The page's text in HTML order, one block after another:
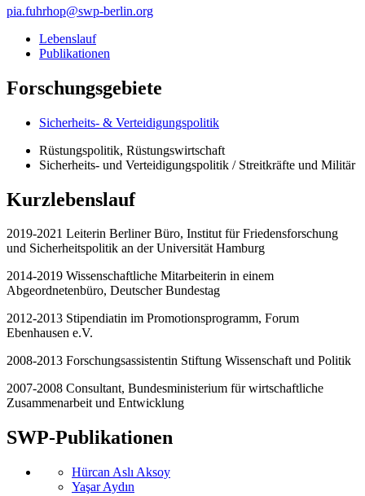
pia.fuhrhop@swp-berlin.org
Lebenslauf
Publikationen
Forschungsgebiete
Sicherheits- & Verteidigungspolitik
Rüstungspolitik, Rüstungswirtschaft
Sicherheits- und Verteidigungspolitik / Streitkräfte und Militär
Kurzlebenslauf
2019-2021 Leiterin Berliner Büro, Institut für Friedensforschung
und Sicherheitspolitik an der Universität Hamburg
2014-2019 Wissenschaftliche Mitarbeiterin in einem
Abgeordnetenbüro, Deutscher Bundestag
2012-2013 Stipendiatin im Promotionsprogramm, Forum
Ebenhausen e.V.
2008-2013 Forschungsassistentin Stiftung Wissenschaft und Politik
2007-2008 Consultant, Bundesministerium für wirtschaftliche
Zusammenarbeit und Entwicklung
SWP-Publikationen
Hürcan Aslı Aksoy
Yaşar Aydın